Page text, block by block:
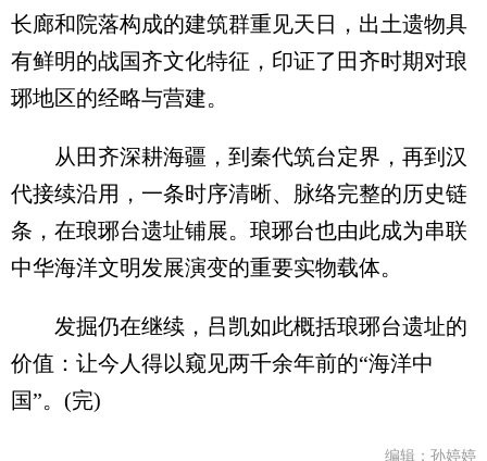
长廊和院落构成的建筑群重见天日，出土遗物具
有鲜明的战国齐文化特征，印证了田齐时期对琅
琊地区的经略与营建。
从田齐深耕海疆，到秦代筑台定界，再到汉
代接续沿用，一条时序清晰、脉络完整的历史链
条，在琅琊台遗址铺展。琅琊台也由此成为串联
中华海洋文明发展演变的重要实物载体。
发掘仍在继续，吕凯如此概括琅琊台遗址的
价值：让今人得以窥见两千余年前的“海洋中
国”。(完)
编辑：孙婷婷